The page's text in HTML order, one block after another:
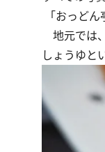
「おっど
地元では
しょうゆと